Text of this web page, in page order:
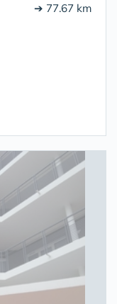
➔ 77.67 km